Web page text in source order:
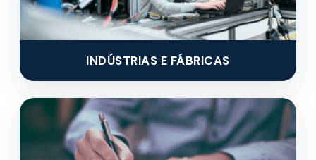
INDÚSTRIAS E FÁBRICAS